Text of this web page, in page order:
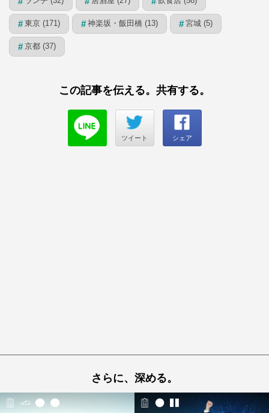
# 東京 (171) # 神楽坂・飯田橋 (13) # 宮城 (5)
# 京都 (37)
この記事を伝える。共有する。
ツイート シェア
さらに、深める。